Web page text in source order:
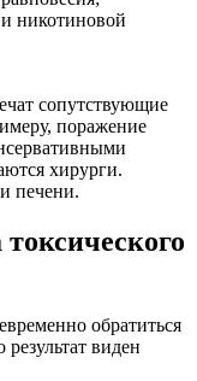
никотиновой
сопутствующие
поражение
хирурги.
печени.
обратиться
виден